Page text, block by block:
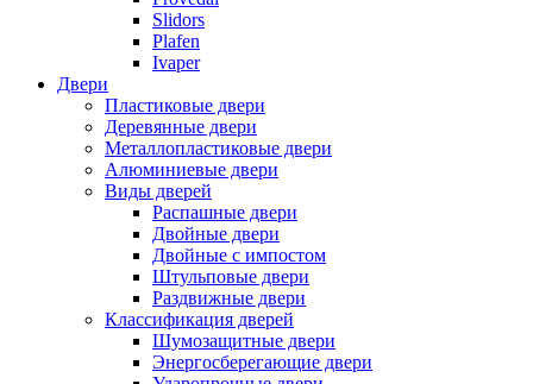
Slidors
Plafen
Ivaper
Двери
Пластиковые двери
Деревянные двери
Металлопластиковые двери
Алюминиевые двери
Виды дверей
Распашные двери
Двойные двери
Двойные с импостом
Штульповые двери
Раздвижные двери
Классификация дверей
Шумозащитные двери
Энергосберегающие двери